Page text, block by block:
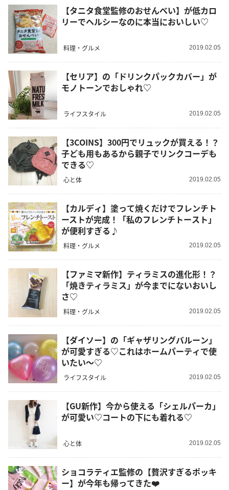
【タニタ食堂監修のおせんべい】が低カロ
リーでヘルシーなのに本当においしい♡
料理・グルメ 2019.02.05
【セリア】の「ドリンクパックカバー」が
モノトーンでおしゃれ♡
ライフスタイル 2019.02.05
【3COINS】300円でリュックが買える！？
子ども用もあるから親子でリンクコーデも
できる♡
心と体 2019.02.05
【カルディ】塗って焼くだけでフレンチト
ーストが完成！「私のフレンチトースト」
が便利すぎる♪
料理・グルメ 2019.02.05
【ファミマ新作】ティラミスの進化形！？
「焼きティラミス」が今までにないおいし
さ♡
料理・グルメ 2019.02.05
【ダイソー】の「ギャザリングバルーン」
が可愛すぎる♡これはホームパーティで使
いたい～♡
ライフスタイル 2019.02.05
【GU新作】今から使える「シェルパーカ」
が可愛い♡コートの下にも着れる♡
心と体 2019.02.05
ショコラティエ監修の【贅沢すぎるポッキ
ー】が今年も帰ってきた❤️